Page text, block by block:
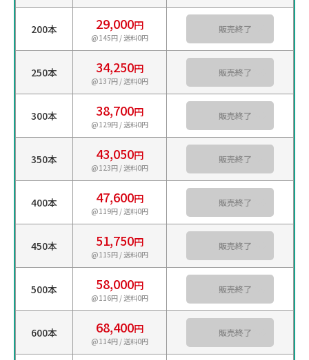
200本 29,000円
@145円 / 送料0円
カートに入れる
250本 34,250円
@137円 / 送料0円
カートに入れる
300本 38,700円
@129円 / 送料0円
カートに入れる
350本 43,050円
@123円 / 送料0円
カートに入れる
400本 47,600円
@119円 / 送料0円
カートに入れる
450本 51,750円
@115円 / 送料0円
カートに入れる
500本 58,000円
@116円 / 送料0円
カートに入れる
600本 68,400円
@114円 / 送料0円
カートに入れる